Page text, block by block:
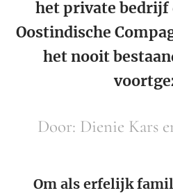
het private bedrijf
Oostindische
het nooit
Door: Dienie Kars
Om als erfelijk